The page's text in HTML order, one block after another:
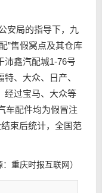
安局的指导下，九
”售假窝点及其仓库
沛鑫汽配城1-76号
、大众、日产、
经过宝马、大众等
车配件均为假冒注
束后统计，全国范
：重庆时报互联网）